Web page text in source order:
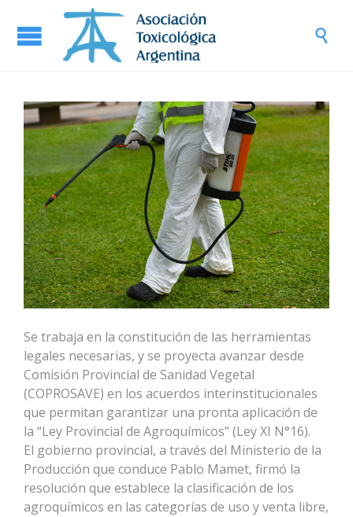

Se trabaja en la constitución de las herramientas
legales necesarias, y se proyecta avanzar desde
Comisión Provincial de Sanidad Vegetal
(COPROSAVE) en los acuerdos interinstitucionales
que permitan garantizar una pronta aplicación de
la “Ley Provincial de Agroquímicos” (Ley XI N°16).
El gobierno provincial, a través del Ministerio de la
Producción que conduce Pablo Mamet, firmó la
resolución que establece la clasificación de los
agroquímicos en las categorías de uso y venta libre,